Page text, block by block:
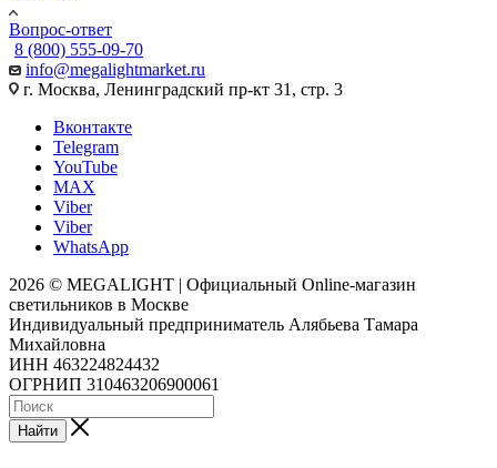
Вопрос-ответ
8 (800) 555-09-70
info@megalightmarket.ru
г. Москва, Ленинградский пр-кт 31, стр. 3
Вконтакте
Telegram
YouTube
MAX
Viber
Viber
WhatsApp
2026 © MEGALIGHT | Официальный Online-магазин
светильников в Москве
Индивидуальный предприниматель Алябьева Тамара
Михайловна
ИНН 463224824432
ОГРНИП 310463206900061
Найти